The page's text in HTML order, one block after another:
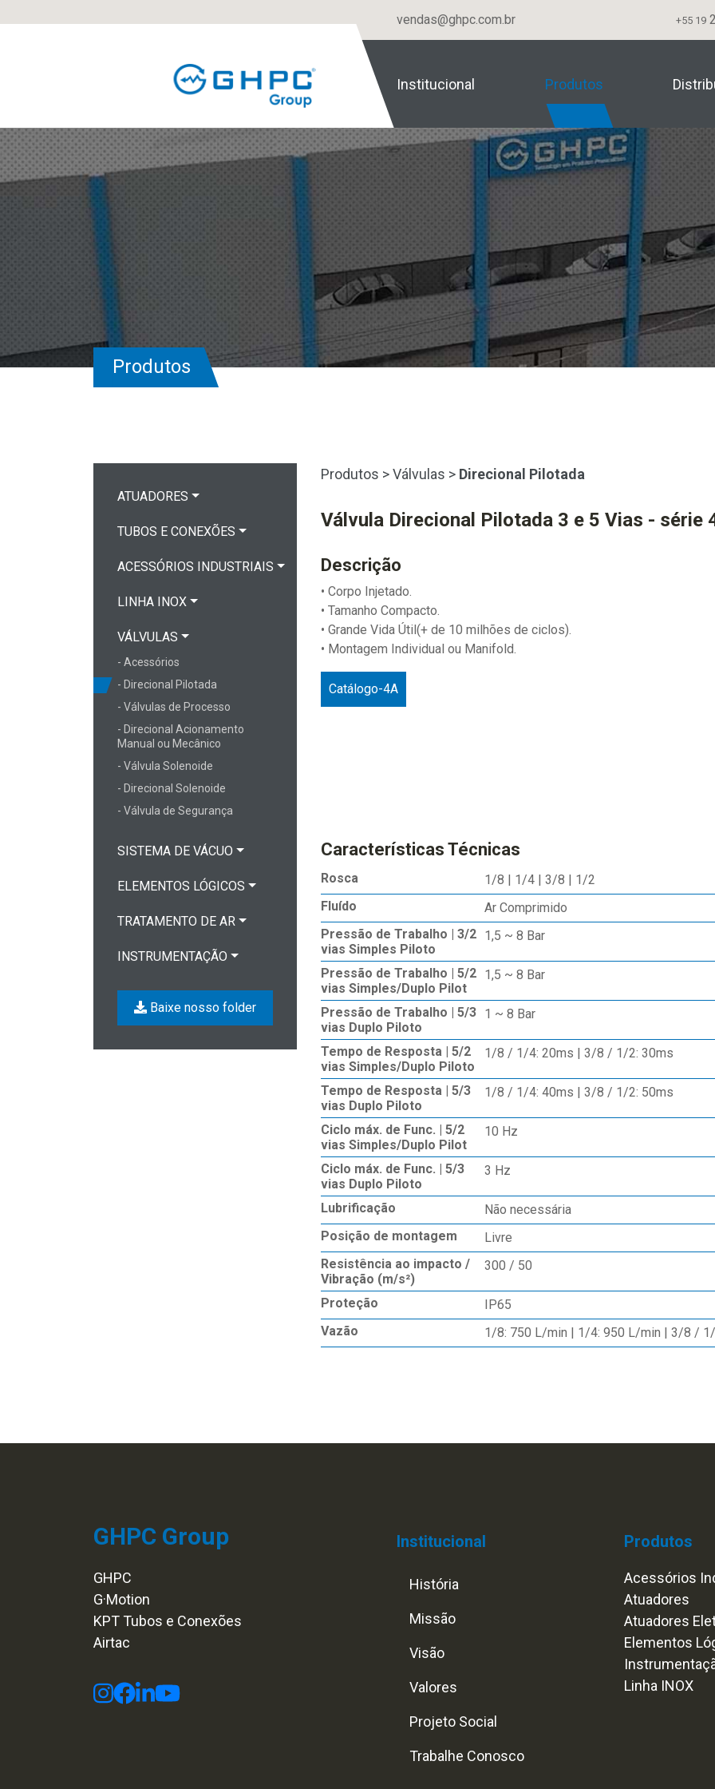
vendas@ghpc.com.br +55 19
Institucional Produtos
Produtos
ATUADORES
TUBOS E CONEXÕES
ACESSÓRIOS INDUSTRIAIS
LINHA INOX
VÁLVULAS
- Acessórios
- Direcional Pilotada
- Válvulas de Processo
- Direcional Acionamento
Manual ou Mecânico
- Válvula Solenoide
- Direcional Solenoide
- Válvula de Segurança
SISTEMA DE VÁCUO
ELEMENTOS LÓGICOS
TRATAMENTO DE AR
INSTRUMENTAÇÃO
Baixe nosso folder
Produtos >Válvulas > Direcional Pilotada
Válvula Direcional Pilotada 3 e 5 Vias - série
Descrição
• Corpo Injetado.
• Tamanho Compacto.
• Grande Vida Útil(+ de 10 milhões de ciclos).
• Montagem Individual ou Manifold.
Catálogo-4A
Características Técnicas
Rosca
1/8 | 1/4 | 3/8 | 1/2
Fluído
Ar Comprimido
Pressão de Trabalho | 3/2
vias Simples Piloto
1,5 ~ 8 Bar
Pressão de Trabalho | 5/2
vias Simples/Duplo Pilot
1,5 ~ 8 Bar
Pressão de Trabalho | 5/3
vias Duplo Piloto
1 ~ 8 Bar
Tempo de Resposta | 5/2
vias Simples/Duplo Piloto
1/8 / 1/4: 20ms | 3/8 / 1/2: 30ms
Tempo de Resposta | 5/3
vias Duplo Piloto
1/8 / 1/4: 40ms | 3/8 / 1/2: 50ms
Ciclo máx. de Func. | 5/2
vias Simples/Duplo Pilot
10 Hz
Ciclo máx. de Func. | 5/3
vias Duplo Piloto
3 Hz
Lubrificação
Não necessária
Posição de montagem
Livre
Resistência ao impacto /
Vibração (m/s²)
300 / 50
Proteção
IP65
Vazão
1/8: 750 L/min | 1/4: 950 L/min | 3/8 /
GHPC Group
GHPC
G·Motion
KPT Tubos e Conexões
Airtac
Institucional
História
Missão
Visão
Valores
Projeto Social
Trabalhe Conosco
Produtos
Acessórios
Atuadores
Atuadores
Elementos
Linha INOX